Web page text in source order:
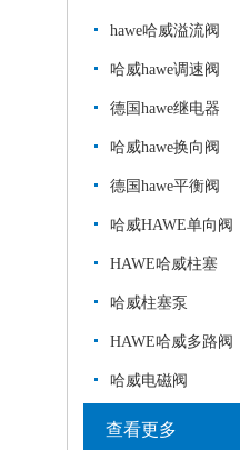
hawe哈威溢流阀
哈威hawe调速阀
德国hawe继电器
哈威hawe换向阀
德国hawe平衡阀
哈威HAWE单向阀
HAWE哈威柱塞
哈威柱塞泵
HAWE哈威多路阀
哈威电磁阀
查看更多